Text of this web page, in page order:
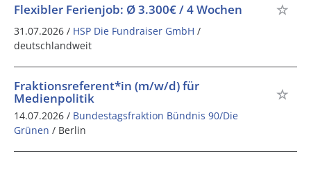
Flexibler Ferienjob: Ø 3.300€ / 4 Wochen
31.07.2026 / HSP Die Fundraiser GmbH /
deutschlandweit
Fraktionsreferent*in (m/w/d) für
Medienpolitik
14.07.2026 / Bundestagsfraktion Bündnis 90/Die
Grünen / Berlin